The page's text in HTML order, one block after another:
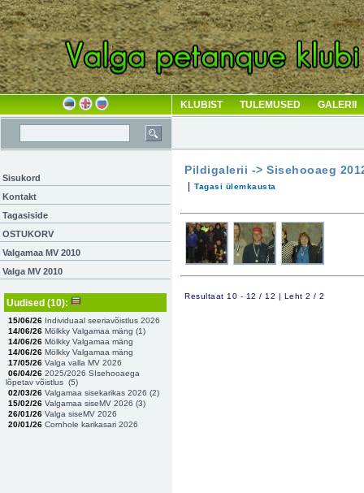
KLUBIST TULEMUSED GALERII
Sisukord
Kontakt
Tagasiside
OSTUKORV
Valgamaa MV 2010
Valga MV 2010
Uudised (10):
15/06/26 Individuaal seeriavõistlus 2026
14/06/26 Mölkky Valgamaa mäng (1)
14/06/26 Mölkky Valgamaa mäng
14/06/26 Mölkky Valgamaa mäng
17/05/26 Valga valla MV 2026
06/04/26 2025/2026 SIsehooaega
lõpetav võistlus (5)
02/03/26 Valgamaa sisekarikas 2026 (2)
15/02/26 Valgamaa siseMV 2026 (3)
26/01/26 Valga siseMV 2026
20/01/26 Cornhole karikasari 2026
Pildigalerii -> Sisehooaeg
Tagasi ülemkausta
Resultaat 10 - 12 / 12 | Leht 2 / 2